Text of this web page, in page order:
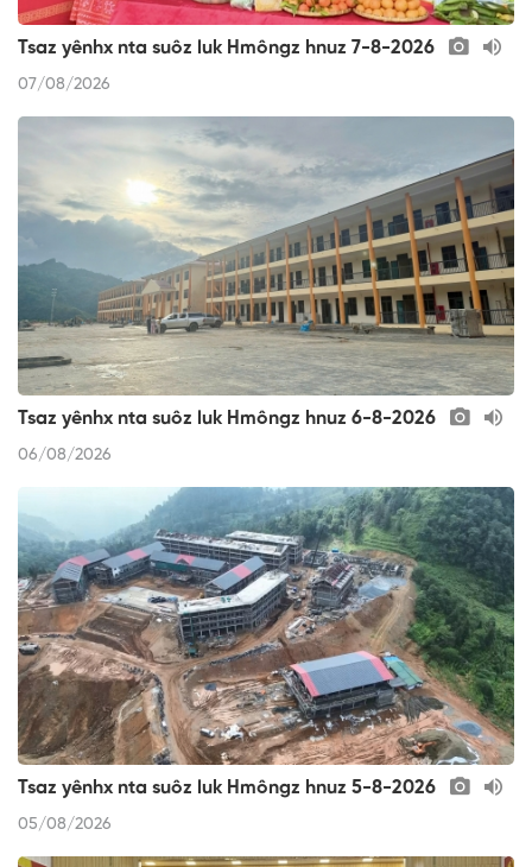
Tsaz yênhx nta suôz luk Hmôngz hnuz 7-8-2026
07/08/2026
Tsaz yênhx nta suôz luk Hmôngz hnuz 6-8-2026
06/08/2026
Tsaz yênhx nta suôz luk Hmôngz hnuz 5-8-2026
05/08/2026